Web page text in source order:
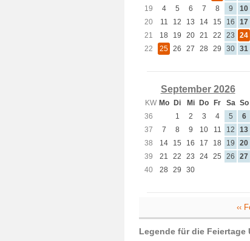
19
4 5 6 7 8 9
10
20
11 12 13 14 15 16
17
21
18 19 20 21 22 23
24
22
25 26 27 28 29 30 31
September 2026
KW Mo Di Mi Do Fr Sa So
36
1 2 3 4 5
6
37
7 8 9 10 11 12
13
38
14 15 16 17 18 19
20
39
21 22 23 24 25 26
27
40
28 29 30
‹‹
Legende für die Feiertage